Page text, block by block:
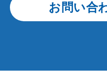
お問い合